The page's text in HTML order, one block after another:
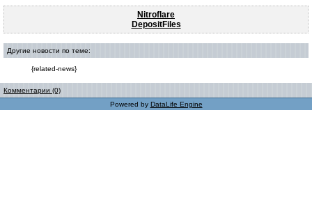
Nitroflare
DepositFiles
Другие новости по теме:
{related-news}
Комментарии (0)
Powered by DataLife Engine